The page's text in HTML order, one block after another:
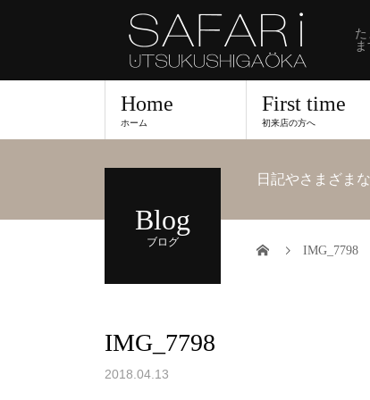
ま
Home
ホーム
First time
初来店の方へ
Blog
ブログ
日記やさまざま
IMG_7798
IMG_7798
2018.04.13